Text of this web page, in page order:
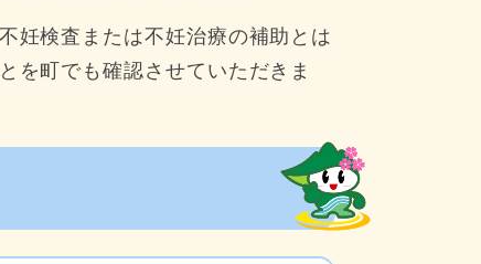
妊検査または不妊治療の補助とは
を町でも確認させていただきま